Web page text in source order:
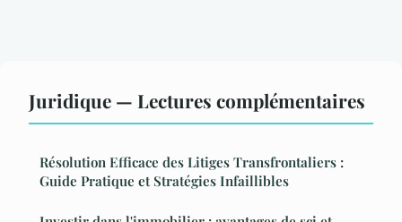
Juridique — Lectures complémentaires
Résolution Efficace des Litiges Transfrontaliers :
Guide Pratique et Stratégies Infaillibles